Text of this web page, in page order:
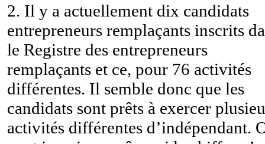
2. Il y a actuellement dix candidats
entrepreneurs remplaçants inscrits
le Registre des entrepreneurs
remplaçants et ce, pour 76 activités
différentes. Il semble donc que les
candidats sont prêts à exercer
activités différentes d’indépendant.